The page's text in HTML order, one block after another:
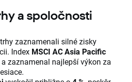
a spoločnosti
zaznamenali silné zisky
Index MSCI AC Asia Pacific
a zaznamenal najlepší výkon za